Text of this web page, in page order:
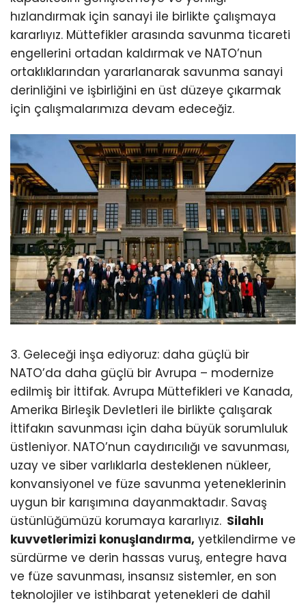
hızlandırmak için sanayi ile birlikte çalışmaya
kararlıyız. Müttefikler arasında savunma ticareti
engellerini ortadan kaldırmak ve NATO’nun
ortaklıklarından yararlanarak savunma sanayi
derinliğini ve işbirliğini en üst düzeye çıkarmak
için çalışmalarımıza devam edeceğiz.
3. Geleceği inşa ediyoruz: daha güçlü bir
NATO’da daha güçlü bir Avrupa – modernize
edilmiş bir İttifak. Avrupa Müttefikleri ve Kanada,
Amerika Birleşik Devletleri ile birlikte çalışarak
İttifakın savunması için daha büyük sorumluluk
üstleniyor. NATO’nun caydırıcılığı ve savunması,
uzay ve siber varlıklarla desteklenen nükleer,
konvansiyonel ve füze savunma yeteneklerinin
uygun bir karışımına dayanmaktadır. Savaş
üstünlüğümüzü korumaya kararlıyız. Silahlı
kuvvetlerimizi konuşlandırma, yetkilendirme ve
sürdürme ve derin hassas vuruş, entegre hava
ve füze savunması, insansız sistemler, en son
teknolojiler ve istihbarat yetenekleri de dahil